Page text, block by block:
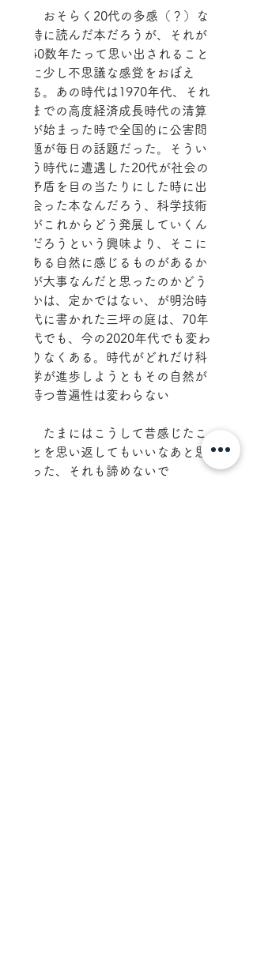
おそらく20代の多感（？）な
時に読んだ本だろうが、それが
40数年たって思い出されること
に少し不思議な感覚をおぼえ
る。あの時代は1970年代、それ
までの高度経済成長時代の清算
が始まった時で全国的に公害問
題が毎日の話題だった。そうい
う時代に遭遇した20代が社会の
矛盾を目の当たりにした時に出
会った本なんだろう、科学技術
がこれからどう発展していくん
だろうという興味より、そこに
ある自然に感じるものがあるか
が大事なんだと思ったのかどう
かは、定かではない、が明治時
代に書かれた三坪の庭は、70年
代でも、今の2020年代でも変わ
りなくある。時代がどれだけ科
学が進歩しようともその自然が
持つ普遍性は変わらない
たまにはこうして昔感じたこ
とを思い返してもいいなあと思
った、それも諦めないで